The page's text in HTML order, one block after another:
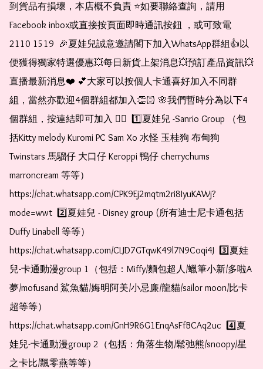
到貨品有損壞，本店概不負責 ⭐️如要聯絡查詢，請用
Facebook inbox或直接按頁面即時通訊按鈕 ，或可致電
2110 1519  🎉夏娃兒誠意邀請閣下加入WhatsApp群組👍以
便獲得獨家特選優惠💥每日新貨上架消息💥預訂產品資訊💥
直播最新消息❤️ 💕大家可以按個人卡通喜好加入不同群
組，當然亦歡迎4個群組都加入👏🏻 🌸我們暫時分為以下4
個群組，按連結即可加入 👇🏻  1️⃣夏娃兒 -Sanrio Group （包
括Kitty melody Kuromi PC Sam Xo 水怪 玉桂狗 布甸狗
Twinstars 馬騮仔 大口仔 Keroppi 鴨仔 cherrychums
marroncream 等等）
https://chat.whatsapp.com/CPK9Ej2mqtm2ri8IyuKAWj?
mode=wwt  2️⃣夏娃兒 - Disney group (所有迪士尼卡通包括
Duffy Linabell 等等）
https://chat.whatsapp.com/CLJD7GTqwK49l7N9Coqi4J  3️⃣夏娃
兒-卡通動漫group 1（包括：Miffy/麵包超人/蠟筆小新/多啦A
夢/mofusand 鯊魚貓/娒明阿美/小忌廉/龍貓/sailor moon/比卡
超等等）
https://chat.whatsapp.com/GnH9R6G1EnqAsFfBCAq2uc  4️⃣夏
娃兒-卡通動漫group 2（包括：角落生物/鬆弛熊/snoopy/星
之卡比/飄零燕等等）